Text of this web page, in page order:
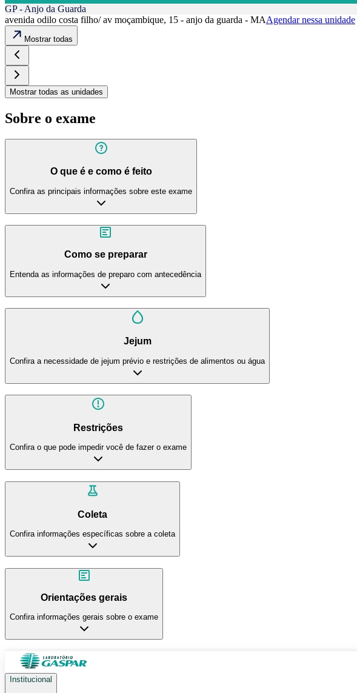
GP - Anjo da Guarda
avenida odilo costa filho/ av moçambique, 15 - anjo da guarda - MAAgendar nessa unidade
Mostrar todas
Mostrar todas as unidades
Sobre o exame
O que é e como é feito
Confira as principais informações sobre este exame
Como se preparar
Entenda as informações de preparo com antecedência
Jejum
Confira a necessidade de jejum prévio e restrições de alimentos ou água
Restrições
Confira o que pode impedir você de fazer o exame
Coleta
Confira informações específicas sobre a coleta
Orientações gerais
Confira informações gerais sobre o exame
Institucional